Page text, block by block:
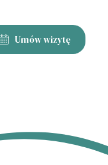
Umów wizytę